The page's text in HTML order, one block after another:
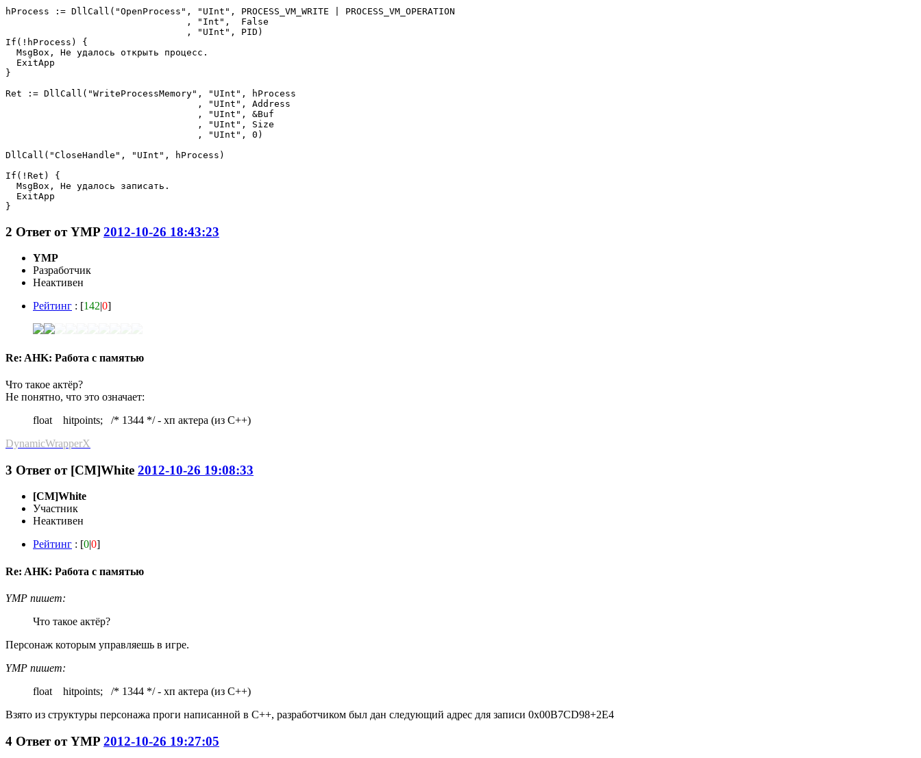
hProcess := DllCall("OpenProcess", "UInt", PROCESS_VM_WRITE | PROCESS_VM_OPERATION
                                 , "Int",  False
                                 , "UInt", PID)
If(!hProcess) {
  MsgBox, Не удалось открыть процесс.
  ExitApp
}
Ret := DllCall("WriteProcessMemory", "UInt", hProcess
                                   , "UInt", Address
                                   , "UInt", &Buf
                                   , "UInt", Size
                                   , "UInt", 0)
DllCall("CloseHandle", "UInt", hProcess)
If(!Ret) {
  MsgBox, Не удалось записать.
  ExitApp
}
2 Ответ отYMP 2012-10-26 18:43:23
YMP
Разработчик
Неактивен
Рейтинг : [142|0]
Re: AHK: Работа с памятью
Что такое актёр?
Не понятно, что это означает:
float hitpoints; /* 1344 */ - хп актера (из С++)
DynamicWrapperX
3 Ответ от [CM]White 2012-10-26 19:08:33
[CM]White
Участник
Неактивен
Рейтинг : [0|0]
Re: AHK: Работа с памятью
YMP пишет:
Что такое актёр?
Персонаж которым управляешь в игре.
YMP пишет:
float hitpoints; /* 1344 */ - хп актера (из С++)
Взято из структуры персонажа проги написанной в С++, разработчиком был дан следующий адрес для записи 0x00B7CD98+2E4
4 Ответ отYMP 2012-10-26 19:27:05